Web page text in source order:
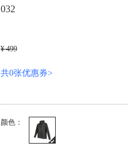
032
¥ 499
共0张优惠券>
颜色：